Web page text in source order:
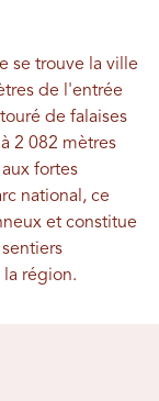
se trouve la ville
de l'entrée
de falaises
2 082 mètres
fortes
national, ce
et constitue
région.